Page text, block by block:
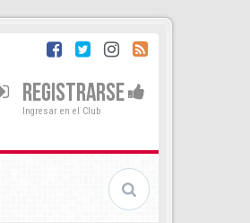
REGISTRARSE
Ingresar en el Club